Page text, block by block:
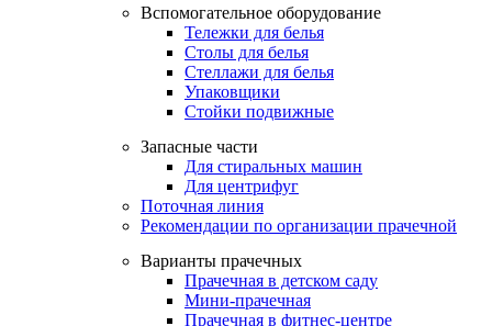
Вспомогательное оборудование
Тележки для белья
Столы для белья
Стеллажи для белья
Упаковщики
Стойки подвижные
Запасные части
Для стиральных машин
Для центрифуг
Поточная линия
Рекомендации по организации прачечной
Варианты прачечных
Прачечная в детском саду
Мини-прачечная
Прачечная в фитнес-центре